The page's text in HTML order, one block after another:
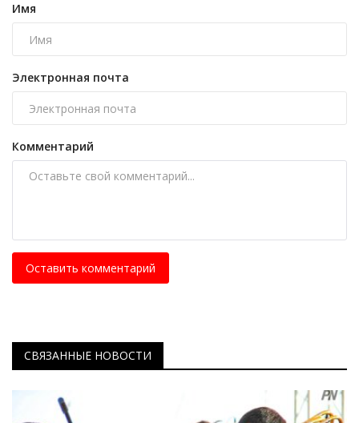
Имя
Электронная почта
Комментарий
Оставить комментарий
СВЯЗАННЫЕ НОВОСТИ